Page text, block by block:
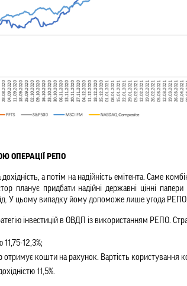
ОПЕРАЦІЇ РЕПО
а потім на надійність емітента. Саме
планує придбати надійні державні цінні
У цьому випадку йому допоможе лише угода
інвестицій в ОВДП із використанням РЕПО.
12,3%;
отримує кошти на рахунок. Вартість користування
11,5%.